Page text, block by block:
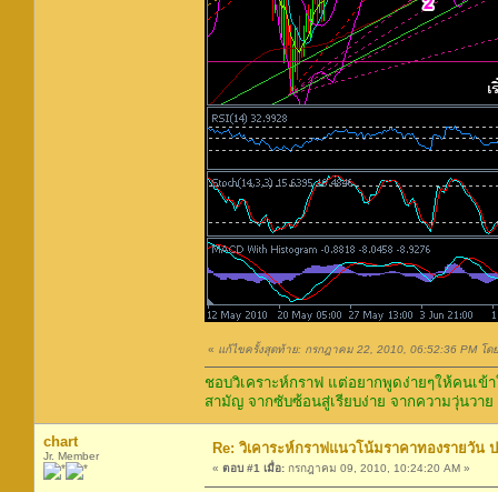
« แก้ไขครั้งสุดท้าย: กรกฎาคม 22, 2010, 06:52:36 PM โด
ชอบวิเคราะห์กราฟ แต่อยากพูดง่ายๆให้คนเ
สามัญ จากซับซ้อนสู่เรียบง่าย จากความวุ่นวา
chart
Jr. Member Re: วิเคาระห์กราฟแนวโน้มราคาทองรายวัน
« ตอบ #1 เมื่อ: กรกฎาคม 09, 2010, 10:24:20 AM »